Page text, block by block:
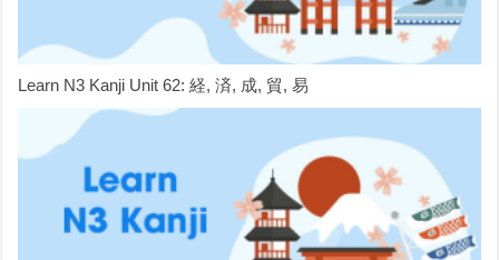
Learn N3 Kanji Unit 62: 経, 済, 成, 貿, 易